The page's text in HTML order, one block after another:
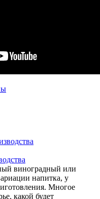
виноградный или
напитка, у
Многое
какой будет